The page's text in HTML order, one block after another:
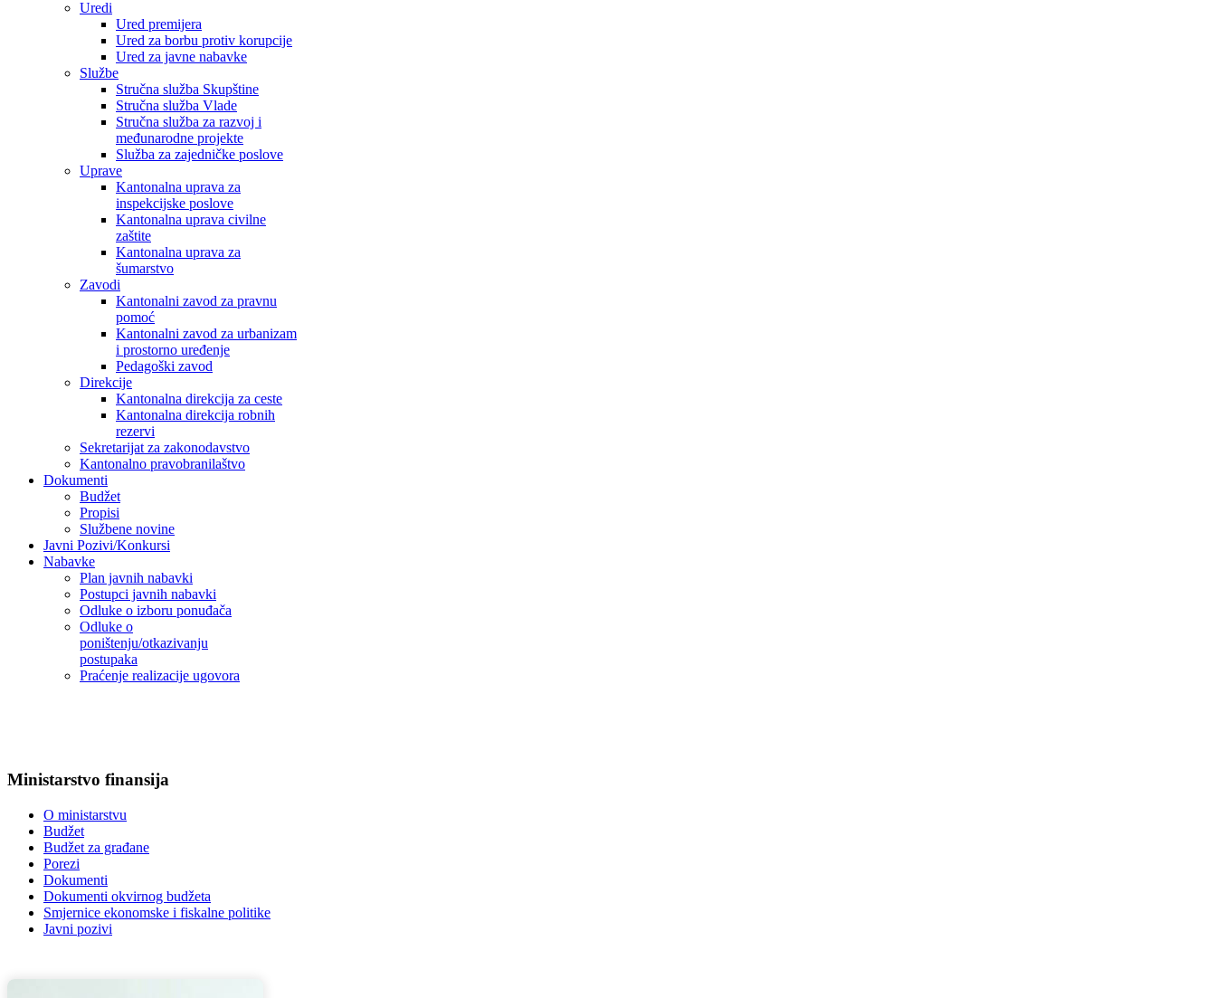
Uredi
Ured premijera
Ured za borbu protiv korupcije
Ured za javne nabavke
Službe
Stručna služba Skupštine
Stručna služba Vlade
Stručna služba za razvoj i
međunarodne projekte
Služba za zajedničke poslove
Uprave
Kantonalna uprava za
inspekcijske poslove
Kantonalna uprava civilne
zaštite
Kantonalna uprava za
šumarstvo
Zavodi
Kantonalni zavod za pravnu
pomoć
Kantonalni zavod za urbanizam
i prostorno uređenje
Pedagoški zavod
Direkcije
Kantonalna direkcija za ceste
Kantonalna direkcija robnih
rezervi
Sekretarijat za zakonodavstvo
Kantonalno pravobranilaštvo
Dokumenti
Budžet
Propisi
Službene novine
Javni Pozivi/Konkursi
Nabavke
Plan javnih nabavki
Postupci javnih nabavki
Odluke o izboru ponuđača
Odluke o
poništenju/otkazivanju
postupaka
Praćenje realizacije ugovora
Ministarstvo finansija
O ministarstvu
Budžet
Budžet za građane
Porezi
Dokumenti
Dokumenti okvirnog budžeta
Smjernice ekonomske i fiskalne politike
Javni pozivi